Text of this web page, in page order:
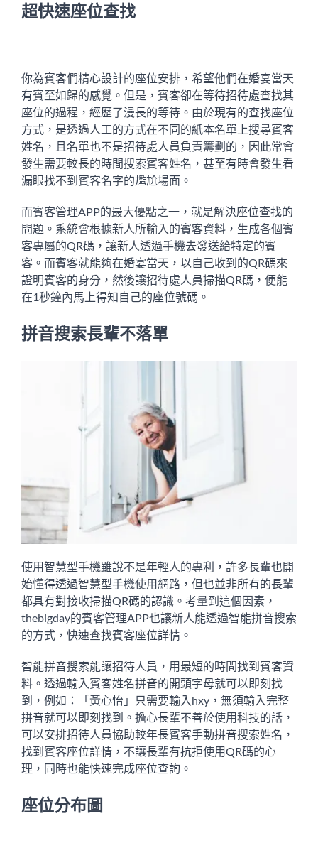
超快速座位查找
你為賓客們精心設計的座位安排，希望他們在婚宴當天
有賓至如歸的感覺。但是，賓客卻在等待招待處查找其
座位的過程，經歷了漫長的等待。由於現有的查找座位
方式，是透過人工的方式在不同的紙本名單上搜尋賓客
姓名，且名單也不是招待處人員負責籌劃的，因此常會
發生需要較長的時間搜索賓客姓名，甚至有時會發生看
漏眼找不到賓客名字的尷尬場面。
而賓客管理APP的最大優點之一，就是解決座位查找的
問題。系統會根據新人所輸入的賓客資料，生成各個賓
客專屬的QR碼，讓新人透過手機去發送給特定的賓
客。而賓客就能夠在婚宴當天，以自己收到的QR碼來
證明賓客的身分，然後讓招待處人員掃描QR碼，便能
在1秒鐘內馬上得知自己的座位號碼。
拼音搜索長輩不落單
使用智慧型手機雖說不是年輕人的專利，許多長輩也開
始懂得透過智慧型手機使用網路，但也並非所有的長輩
都具有對接收掃描QR碼的認識。考量到這個因素，
thebigday的賓客管理APP也讓新人能透過智能拼音搜索
的方式，快速查找賓客座位詳情。
智能拼音搜索能讓招待人員，用最短的時間找到賓客資
料。透過輸入賓客姓名拼音的開頭字母就可以即刻找
到，例如：「黃心怡」只需要輸入hxy，無須輸入完整
拼音就可以即刻找到。擔心長輩不善於使用科技的話，
可以安排招待人員協助較年長賓客手動拼音搜索姓名，
找到賓客座位詳情，不讓長輩有抗拒使用QR碼的心
理，同時也能快速完成座位查詢。
座位分布圖